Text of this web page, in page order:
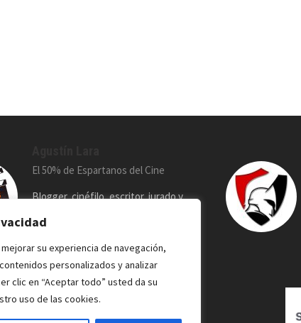
su experiencia de navegación,
personalizados y analizar
clic en “Aceptar todo” usted da su
uso de las cookies.
El 50% de Espartanos del Cine
Blogger, cinéfilo, escritor, jurado y